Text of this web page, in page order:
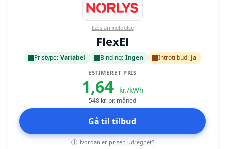
Læs anmeldelse
FlexEl
Pristype: Variabel Binding: Ingen Introtilbud: Ja
ESTIMERET PRIS
1,64 kr./kWh
548 kr. pr. måned
Gå til tilbud
i Hvordan er prisen udregnet?